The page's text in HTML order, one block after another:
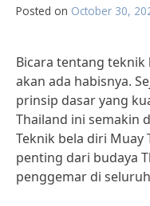
Posted on October 30,
Bicara tentang teknik
akan ada habisnya.
prinsip dasar yang
Thailand ini semakin
Teknik bela diri Muay
penting dari budaya
penggemar di